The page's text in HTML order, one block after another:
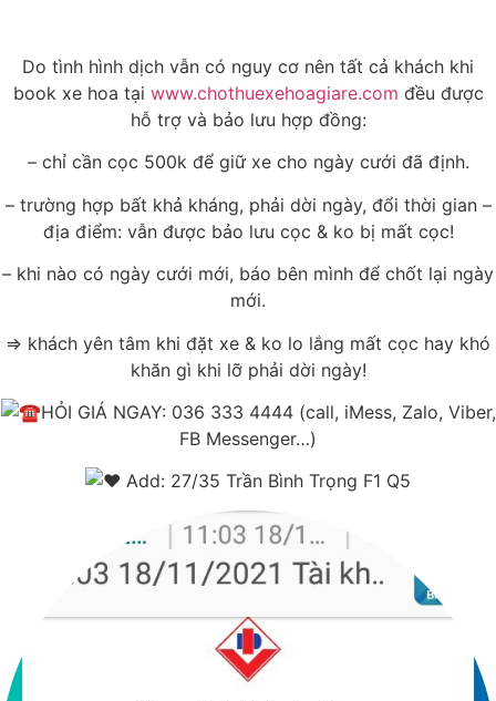
Do tình hình dịch vẫn có nguy cơ nên tất cả khách khi
book xe hoa tại www.chothuexehoagiare.com đều được
hỗ trợ và bảo lưu hợp đồng:
– chỉ cần cọc 500k để giữ xe cho ngày cưới đã định.
– trường hợp bất khả kháng, phải dời ngày, đổi thời gian –
địa điểm: vẫn được bảo lưu cọc & ko bị mất cọc!
– khi nào có ngày cưới mới, báo bên mình để chốt lại ngày
mới.
=> khách yên tâm khi đặt xe & ko lo lắng mất cọc hay khó
khăn gì khi lỡ phải dời ngày!
HỎI GIÁ NGAY: 036 333 4444 (call, iMess, Zalo, Viber,
FB Messenger…)
Add: 27/35 Trần Bình Trọng F1 Q5